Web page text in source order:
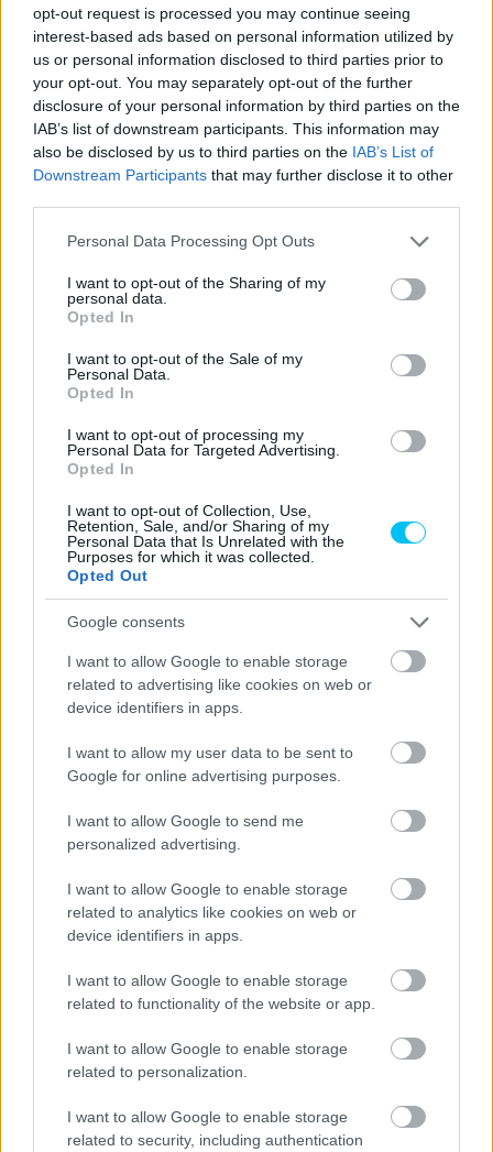
opt-out request is processed you may continue seeing
interest-based ads based on personal information utilized by
us or personal information disclosed to third parties prior to
your opt-out. You may separately opt-out of the further
disclosure of your personal information by third parties on the
IAB’s list of downstream participants. This information may
also be disclosed by us to third parties on the IAB’s List of
Downstream Participants that may further disclose it to other
Please note that this website/app uses one or more Google
not limited to your visit or usage behaviour. You may click to
grant or deny consent to Google and its third-party tags to
use your data for below specified purposes in below Google
consent section.
Personal Data Processing Opt Outs
I want to opt-out of the Sharing of my
personal data.
Opted In
I want to opt-out of the Sale of my
Personal Data.
Opted In
I want to opt-out of processing my
Personal Data for Targeted Advertising.
Opted In
I want to opt-out of Collection, Use,
Retention, Sale, and/or Sharing of my
Personal Data that Is Unrelated with the
Purposes for which it was collected.
Opted Out
Google consents
I want to allow Google to enable storage
related to advertising like cookies on web or
device identifiers in apps.
I want to allow my user data to be sent to
Google for online advertising purposes.
I want to allow Google to send me
personalized advertising.
I want to allow Google to enable storage
related to analytics like cookies on web or
device identifiers in apps.
I want to allow Google to enable storage
related to functionality of the website or app.
I want to allow Google to enable storage
related to personalization.
I want to allow Google to enable storage
related to security, including authentication
Előző cikk
Meglepetés a Moto2 évzáró
tesztjén, bemutatkoztak a
kisebb kategóriák újoncai
Következő cikk
Martín „tudja”, hogy ő is
képes arra, amit Marc
Márquez végrehajtott
Sebők Máté
- Advertisment -